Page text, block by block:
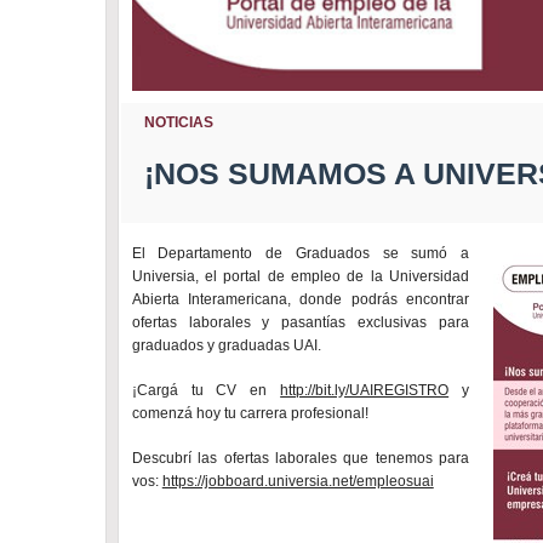
NOTICIAS
¡NOS SUMAMOS A
El Departamento de Graduados se sumó a
Universia, el portal de empleo de la Universidad
Abierta Interamericana, donde podrás encontrar
ofertas laborales y pasantías exclusivas para
graduados y graduadas UAI.
¡Cargá tu CV enhttp://bit.ly/UAIREGISTRO y
comenzá hoy tu carrera profesional!
Descubrí las ofertas laborales que tenemos para
vos: https://jobboard.universia.net/empleosuai